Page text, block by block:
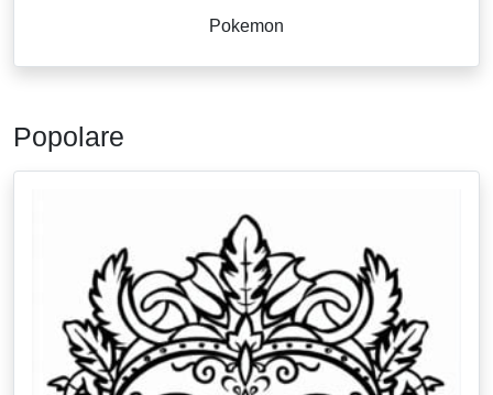
Pokemon
Popolare